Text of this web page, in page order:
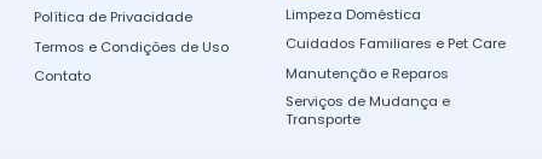
Política de Privacidade
Termos e Condições de Uso
Contato
Limpeza Doméstica
Cuidados Familiares e Pet Care
Manutenção e Reparos
Serviços de Mudança e
Transporte